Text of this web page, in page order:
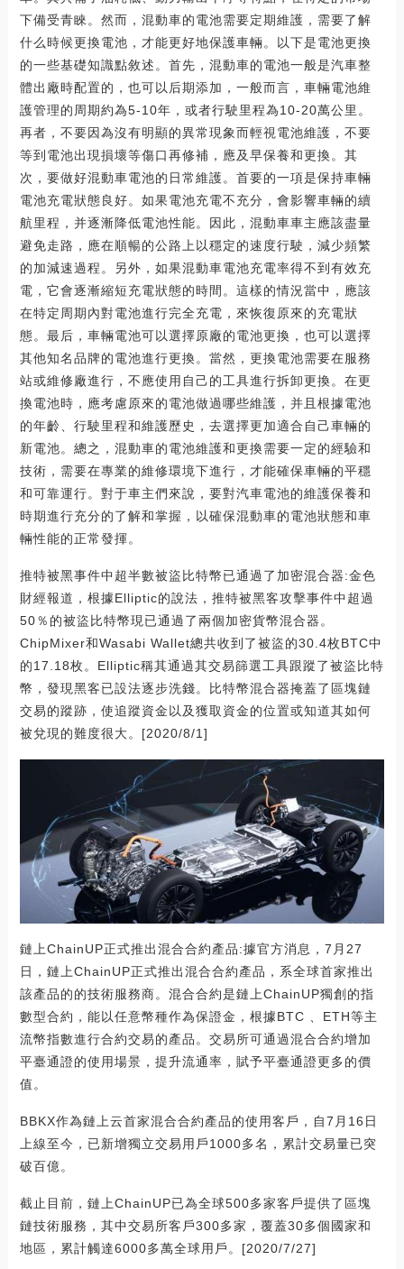
下備受青睞。然而，混動車的電池需要定期維護，需要了解
什么時候更換電池，才能更好地保護車輛。以下是電池更換
的一些基礎知識點敘述。首先，混動車的電池一般是汽車整
體出廠時配置的，也可以后期添加，一般而言，車輛電池維
護管理的周期約為5-10年，或者行駛里程為10-20萬公里。
再者，不要因為沒有明顯的異常現象而輕視電池維護，不要
等到電池出現損壞等傷口再修補，應及早保養和更換。其
次，要做好混動車電池的日常維護。首要的一項是保持車輛
電池充電狀態良好。如果電池充電不充分，會影響車輛的續
航里程，并逐漸降低電池性能。因此，混動車車主應該盡量
避免走路，應在順暢的公路上以穩定的速度行駛，減少頻繁
的加減速過程。另外，如果混動車電池充電率得不到有效充
電，它會逐漸縮短充電狀態的時間。這樣的情況當中，應該
在特定周期內對電池進行完全充電，來恢復原來的充電狀
態。最后，車輛電池可以選擇原廠的電池更換，也可以選擇
其他知名品牌的電池進行更換。當然，更換電池需要在服務
站或維修廠進行，不應使用自己的工具進行拆卸更換。在更
換電池時，應考慮原來的電池做過哪些維護，并且根據電池
的年齡、行駛里程和維護歷史，去選擇更加適合自己車輛的
新電池。總之，混動車的電池維護和更換需要一定的經驗和
技術，需要在專業的維修環境下進行，才能確保車輛的平穩
和可靠運行。對于車主們來說，要對汽車電池的維護保養和
時期進行充分的了解和掌握，以確保混動車的電池狀態和車
輛性能的正常發揮。
推特被黑事件中超半數被盜比特幣已通過了加密混合器:金色
財經報道，根據Elliptic的說法，推特被黑客攻擊事件中超過
50％的被盜比特幣現已通過了兩個加密貨幣混合器。
ChipMixer和Wasabi Wallet總共收到了被盜的30.4枚BTC中
的17.18枚。Elliptic稱其通過其交易篩選工具跟蹤了被盜比特
幣，發現黑客已設法逐步洗錢。比特幣混合器掩蓋了區塊鏈
交易的蹤跡，使追蹤資金以及獲取資金的位置或知道其如何
被兌現的難度很大。[2020/8/1]
鏈上ChainUP正式推出混合合約產品:據官方消息，7月27
日，鏈上ChainUP正式推出混合合約產品，系全球首家推出
該產品的的技術服務商。混合合約是鏈上ChainUP獨創的指
數型合約，能以任意幣種作為保證金，根據BTC 、ETH等主
流幣指數進行合約交易的產品。交易所可通過混合合約增加
平臺通證的使用場景，提升流通率，賦予平臺通證更多的價
值。
BBKX作為鏈上云首家混合合約產品的使用客戶，自7月16日
上線至今，已新增獨立交易用戶1000多名，累計交易量已突
破百億。
截止目前，鏈上ChainUP已為全球500多家客戶提供了區塊
鏈技術服務，其中交易所客戶300多家，覆蓋30多個國家和
地區，累計觸達6000多萬全球用戶。[2020/7/27]